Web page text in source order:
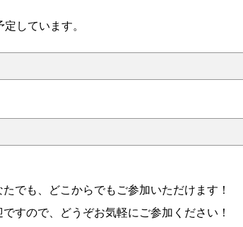
しています。
でも、どこからでもご参加いただけます！
すので、どうぞお気軽にご参加ください！